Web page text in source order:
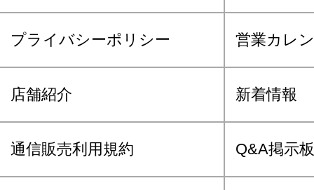
プライバシーポリシー 営業カレ
店舗紹介 新着情報
通信販売利用規約 Q&A掲示板